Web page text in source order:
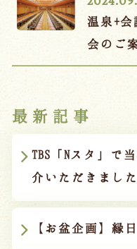
温泉+
会のご
最新記事
TBS「Nスタ」で
介いただきました
【お盆企画】縁
お部屋から
空室カレン
お知らせ
予約確認・変更・